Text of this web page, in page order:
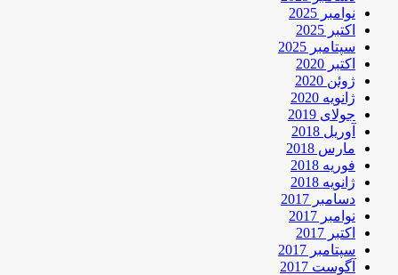
نوامبر 2025
اکتبر 2025
سپتامبر 2025
اکتبر 2020
ژوئن 2020
ژانویه 2020
جولای 2019
آوریل 2018
مارس 2018
فوریه 2018
ژانویه 2018
دسامبر 2017
نوامبر 2017
اکتبر 2017
سپتامبر 2017
آگوست 2017